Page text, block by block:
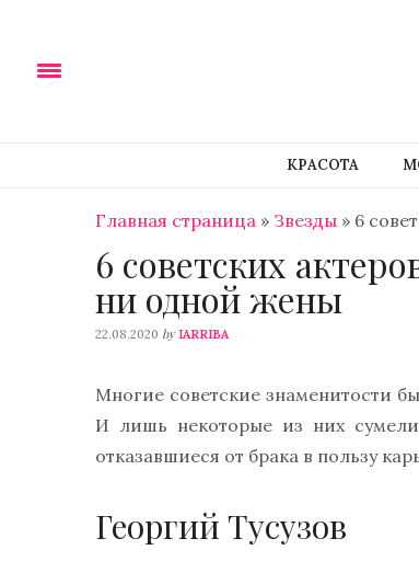
КРАСОТА
Главная страница » Звезды » 6
6 советских
ни одной жены
22.08.2020 by IARRIBA
Многие советские знаменитости
И лишь некоторые из них
отказавшиеся от брака в пользу
Георгий Тусузов